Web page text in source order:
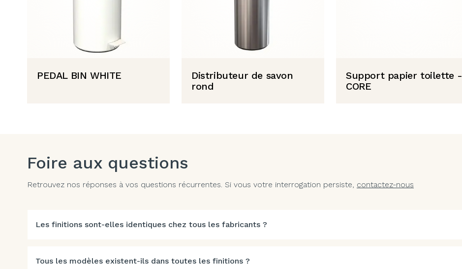
PEDAL BIN WHITE
Distributeur de savon
rond
Support papier toilette -
CORE
Foire aux questions
Retrouvez nos réponses à vos questions récurrentes. Si vous votre interrogation persiste, contactez-nous
Les finitions sont-elles identiques chez tous les fabricants ?
Tous les modèles existent-ils dans toutes les finitions ?